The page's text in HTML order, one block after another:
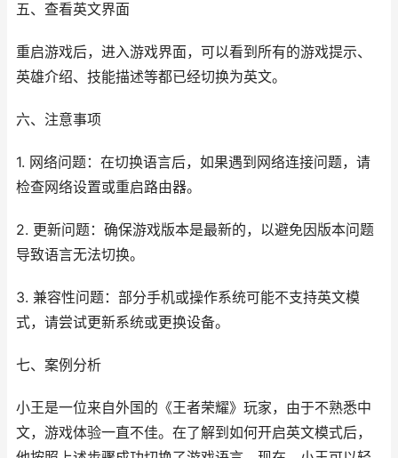
五、查看英文界面
重启游戏后，进入游戏界面，可以看到所有的游戏提示、
英雄介绍、技能描述等都已经切换为英文。
六、注意事项
1. 网络问题：在切换语言后，如果遇到网络连接问题，请
检查网络设置或重启路由器。
2. 更新问题：确保游戏版本是最新的，以避免因版本问题
导致语言无法切换。
3. 兼容性问题：部分手机或操作系统可能不支持英文模
式，请尝试更新系统或更换设备。
七、案例分析
小王是一位来自外国的《王者荣耀》玩家，由于不熟悉中
文，游戏体验一直不佳。在了解到如何开启英文模式后，